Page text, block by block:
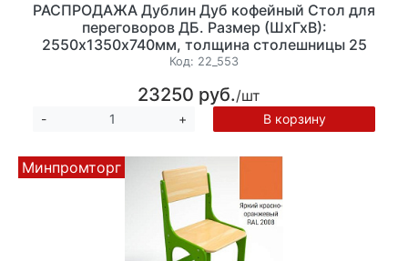
РАСПРОДАЖА Дублин Дуб кофейный Стол для
переговоров ДБ. Размер (ШхГхВ):
2550х1350х740мм, толщина столешницы 25
мм. (ДБ33*4+ДБ34*4)
Код: 22_553
23250 руб./шт
- + В корзину
Минпромторг